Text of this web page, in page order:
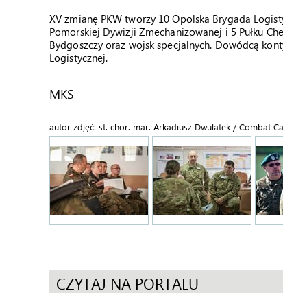
XV zmianę PKW tworzy 10 Opolska Brygada
Pomorskiej Dywizji Zmechanizowanej i 5 Pułku
Bydgoszczy oraz wojsk specjalnych. Dowódcą
Logistycznej.
MKS
autor zdjęć: st. chor. mar. Arkadiusz Dwulatek / Combat
CZYTAJ NA PORTALU